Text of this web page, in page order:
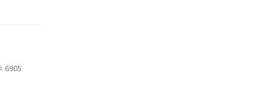
6905